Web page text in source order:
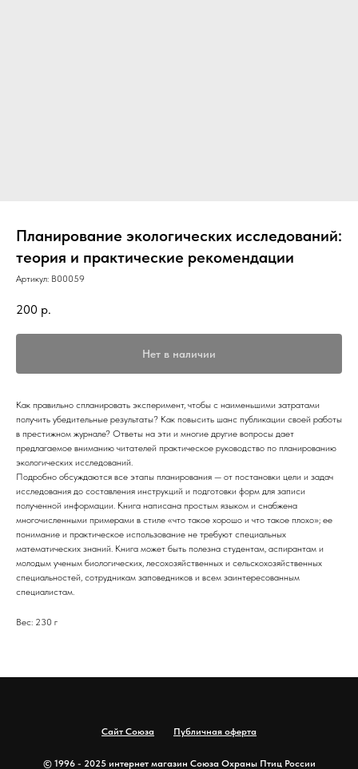
Планирование экологических исследований:
теория и практические рекомендации
Артикул: B00059
200 р.
Нет в наличии
Как правильно спланировать эксперимент, чтобы с наименьшими затратами
получить убедительные результаты? Как повысить шанс публикации своей работы
в престижном журнале? Ответы на эти и многие другие вопросы дает
предлагаемое вниманию читателей практическое руководство по планированию
экологических исследований.
Подробно обсуждаются все этапы планирования — от постановки цели и задач
исследования до составления инструкций и подготовки форм для записи
полученной информации. Книга написана простым языком и снабжена
многочисленными примерами в стиле «что такое хорошо и что такое плохо»; ее
понимание и практическое использование не требуют специальных
математических знаний. Книга может быть полезна студентам, аспирантам и
молодым ученым биологических, лесохозяйственных и сельскохозяйственных
специальностей, сотрудникам заповедников и всем заинтересованным
специалистам.
Вес: 230 г
Сайт Союза Публичная оферта
© 1996 - 2025 интернет магазин Союза Охраны Птиц России